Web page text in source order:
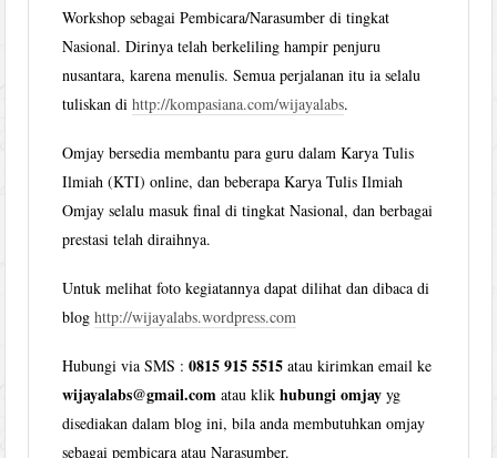
Workshop sebagai Pembicara/Narasumber di tingkat
Nasional. Dirinya telah berkeliling hampir penjuru
nusantara, karena menulis. Semua perjalanan itu ia selalu
tuliskan dihttp://kompasiana.com/wijayalabs.
Omjay bersedia membantu para guru dalam Karya Tulis
Ilmiah (KTI) online, dan beberapa Karya Tulis Ilmiah
Omjay selalu masuk final di tingkat Nasional, dan berbagai
prestasi telah diraihnya.
Untuk melihat foto kegiatannya dapat dilihat dan dibaca di
bloghttp://wijayalabs.wordpress.com
Hubungi via SMS :0815 915 5515 atau kirimkan email ke
wijayalabs@gmail.com atau klikhubungi omjay yg
disediakan dalam blog ini, bila anda membutuhkan omjay
sebagai pembicara atau Narasumber.